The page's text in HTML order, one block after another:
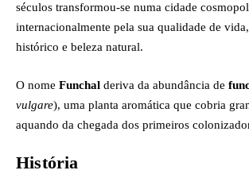
séculos transformou-se numa cidade
internacionalmente pela sua qualidade de
histórico e beleza natural.
O nome Funchal deriva da abundância de
vulgare), uma planta aromática que cobria
aquando da chegada dos primeiros
História